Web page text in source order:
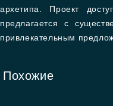
архетипа. Проект
предлагается с
привлекательным
Похожие